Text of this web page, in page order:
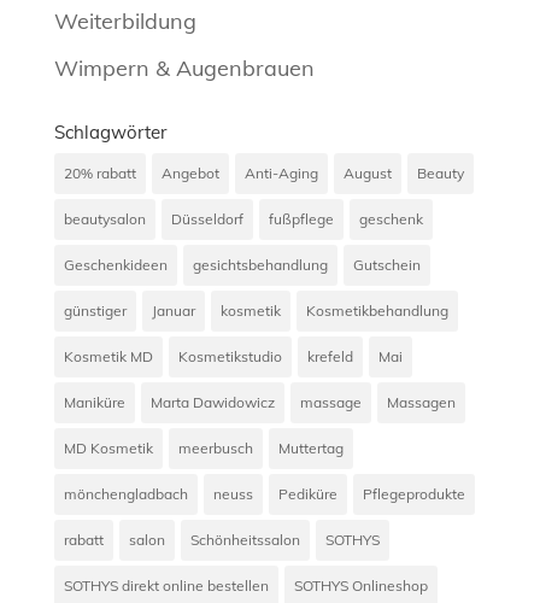
Weiterbildung
Wimpern & Augenbrauen
Schlagwörter
20% rabatt Angebot Anti-Aging August Beauty
beautysalon Düsseldorf fußpflege geschenk
Geschenkideen gesichtsbehandlung Gutschein
günstiger Januar kosmetik Kosmetikbehandlung
Kosmetik MD Kosmetikstudio krefeld Mai
Maniküre Marta Dawidowicz massage Massagen
MD Kosmetik meerbusch Muttertag
mönchengladbach neuss Pediküre Pflegeprodukte
rabatt salon Schönheitssalon SOTHYS
SOTHYS direkt online bestellen SOTHYS Onlineshop